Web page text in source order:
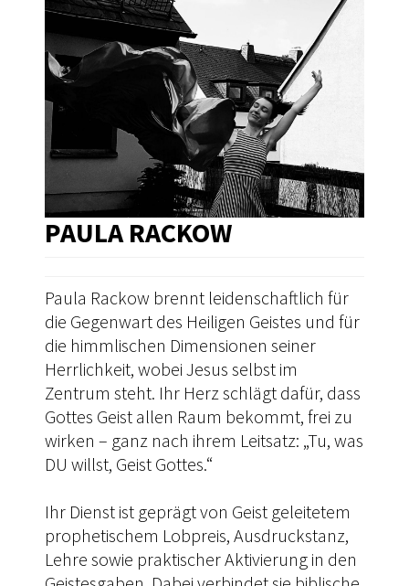
PAULA RACKOW
Paula Rackow brennt leidenschaftlich für
die Gegenwart des Heiligen Geistes und für
die himmlischen Dimensionen seiner
Herrlichkeit, wobei Jesus selbst im
Zentrum steht. Ihr Herz schlägt dafür, dass
Gottes Geist allen Raum bekommt, frei zu
wirken – ganz nach ihrem Leitsatz: „Tu, was
DU willst, Geist Gottes.“
Ihr Dienst ist geprägt von Geist geleitetem
prophetischem Lobpreis, Ausdruckstanz,
Lehre sowie praktischer Aktivierung in den